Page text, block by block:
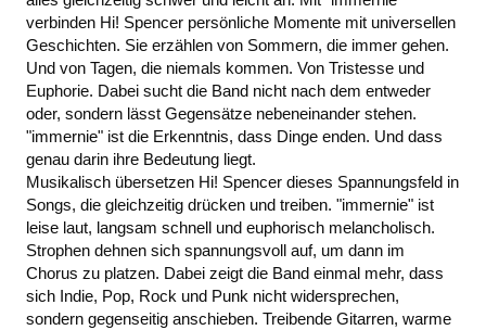
verbinden Hi! Spencer persönliche Momente mit universellen
Geschichten. Sie erzählen von Sommern, die immer gehen.
Und von Tagen, die niemals kommen. Von Tristesse und
Euphorie. Dabei sucht die Band nicht nach dem entweder
oder, sondern lässt Gegensätze nebeneinander stehen.
"immernie" ist die Erkenntnis, dass Dinge enden. Und dass
genau darin ihre Bedeutung liegt.
Musikalisch übersetzen Hi! Spencer dieses Spannungsfeld in
Songs, die gleichzeitig drücken und treiben. "immernie" ist
leise laut, langsam schnell und euphorisch melancholisch.
Strophen dehnen sich spannungsvoll auf, um dann im
Chorus zu platzen. Dabei zeigt die Band einmal mehr, dass
sich Indie, Pop, Rock und Punk nicht widersprechen,
sondern gegenseitig anschieben. Treibende Gitarren, warme